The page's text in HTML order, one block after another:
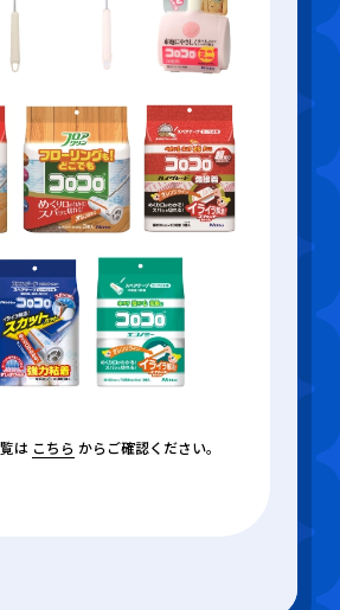
は こちら からご確認ください。